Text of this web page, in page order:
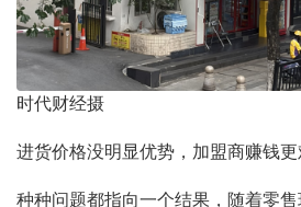
时代财经摄
进货价格没明显优势，加盟商赚钱更
种种问题都指向一个结果，随着零